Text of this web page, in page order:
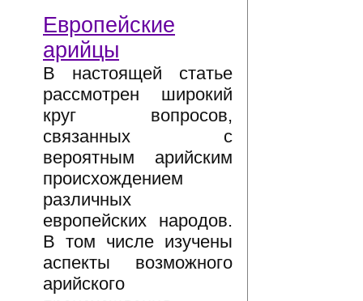
Европейские
арийцы
В настоящей статье
рассмотрен широкий
круг вопросов,
связанных с
вероятным арийским
происхождением
различных
европейских народов.
В том числе изучены
аспекты возможного
арийского